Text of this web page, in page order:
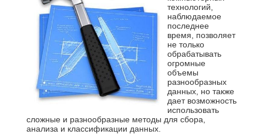
технологий,
наблюдаемое
последнее
время, позволяет
не только
обрабатывать
огромные
объемы
разнообразных
данных, но также
дает возможность
использовать
сложные и разнообразные методы для сбора,
анализа и классификации данных.